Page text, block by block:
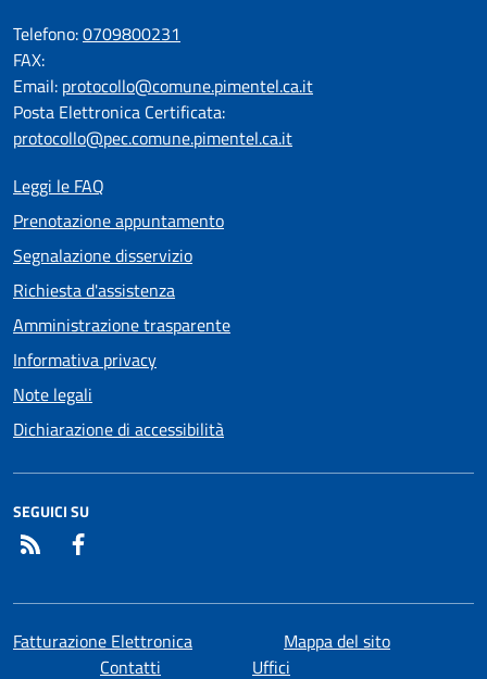
Telefono:0709800231
FAX:
Email: protocollo@comune.pimentel.ca.it
Posta Elettronica Certificata:
protocollo@pec.comune.pimentel.ca.it
Leggi le FAQ
Prenotazione appuntamento
Segnalazione disservizio
Richiesta d'assistenza
Amministrazione trasparente
Informativa privacy
Note legali
Dichiarazione di accessibilità
SEGUICI SU
RSS
Fatturazione Elettronica
Mappa del sito
Contatti
Uffici